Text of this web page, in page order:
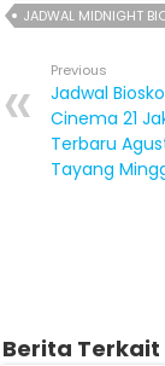
JADWAL MIDNIGHT
Previous
Jadwal
Cinema 21
Terbaru
Tayang
Berita Terkait